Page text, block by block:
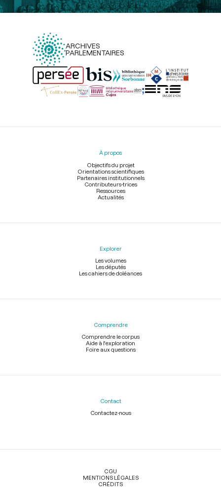
ARCHIVES
PARLEMENTAIRES
Menu
À propos
Objectifs du projet
Orientations scientifiques
Partenaires institutionnels
Contributeurs-trices
Ressources
Actualités
Explorer
Les volumes
Les députés
Les cahiers de doléances
Comprendre
Comprendre le corpus
Aide à l'exploration
Foire aux questions
Contact
Contactez-nous
Légal
CGU
MENTIONS LÉGALES
CRÉDITS